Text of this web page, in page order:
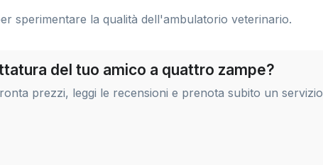
sperimentare la qualità dell'ambulatorio veterinario.
del tuo amico a quattro zampe?
prezzi, leggi le recensioni e prenota subito un servizio